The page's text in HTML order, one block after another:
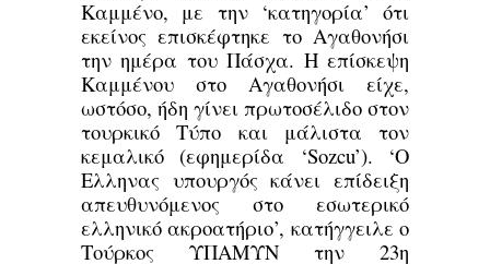
Καμμένο, με την ‘κατηγορία’ ότι
εκείνος επισκέφτηκε το Αγαθονήσι
την ημέρα του Πάσχα. Η επίσκεψη
Καμμένου στο Αγαθονήσι είχε,
ωστόσο, ήδη γίνει πρωτοσέλιδο στον
τουρκικό Τύπο και μάλιστα τον
κεμαλικό (εφημερίδα ‘Sozcu’). ‘Ο
Ελληνας υπουργός κάνει επίδειξη
απευθυνόμενος στο εσωτερικό
ελληνικό ακροατήριο’, κατήγγειλε ο
Τούρκος ΥΠΑΜΥΝ την 23η